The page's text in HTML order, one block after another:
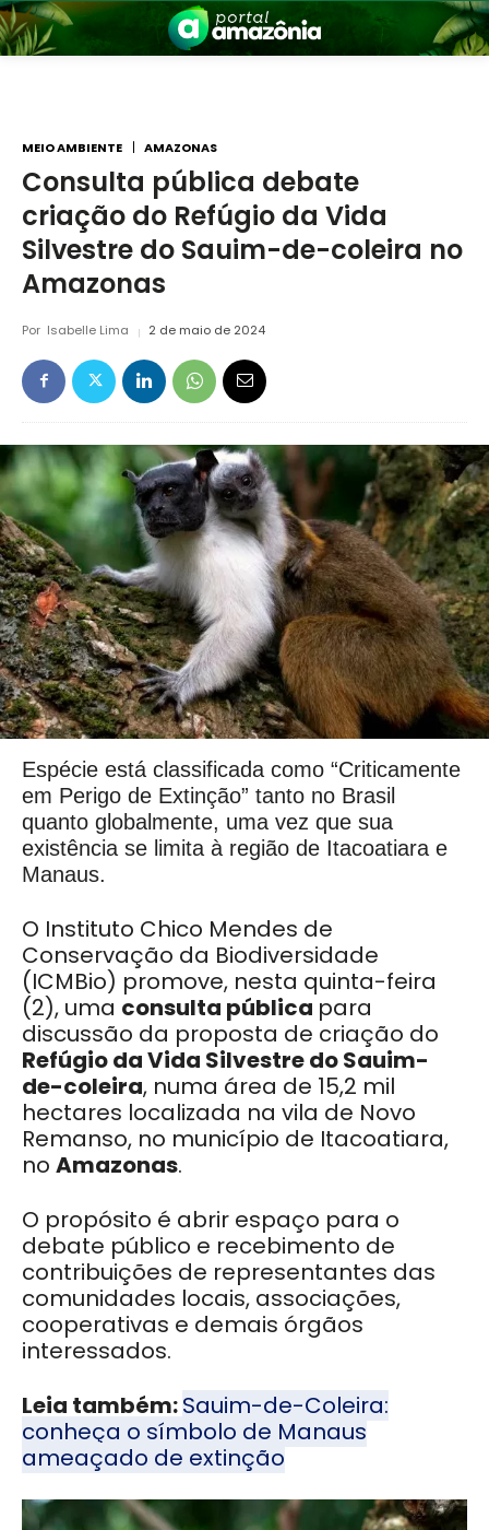
Amazônia
MEIO AMBIENTE AMAZONAS
Consulta pública debate
criação do Refúgio da Vida
Silvestre do Sauim-de-coleira no
Amazonas
Por Isabelle Lima 2 de maio de 2024
Espécie está classificada como “Criticamente
em Perigo de Extinção” tanto no Brasil
quanto globalmente, uma vez que sua
existência se limita à região de Itacoatiara e
Manaus.
O Instituto Chico Mendes de
Conservação da Biodiversidade
(ICMBio) promove, nesta quinta-feira
(2), uma consulta pública para
discussão da proposta de criação do
Refúgio da Vida Silvestre do Sauim-
de-coleira, numa área de 15,2 mil
hectares localizada na vila de Novo
Remanso, no município de Itacoatiara,
no Amazonas.
O propósito é abrir espaço para o
debate público e recebimento de
contribuições de representantes das
comunidades locais, associações,
cooperativas e demais órgãos
interessados.
Leia também:Sauim-de-Coleira:
conheça o símbolo de Manaus
ameaçado de extinção